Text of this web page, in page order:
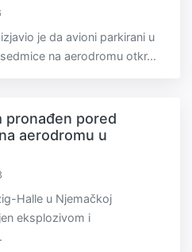
je da avioni parkirani u
na aerodromu otkr...
pronađen pored
aerodromu u
Halle u Njemačkoj
eksplozivom i